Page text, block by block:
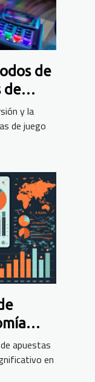
de
de
y la
de juego
apuestas
en